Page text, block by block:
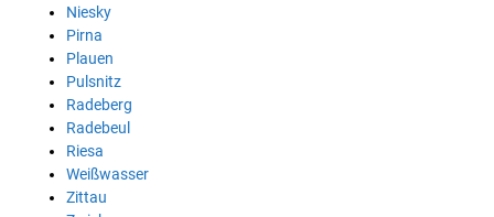
Niesky
Pirna
Plauen
Pulsnitz
Radeberg
Radebeul
Riesa
Weißwasser
Zittau